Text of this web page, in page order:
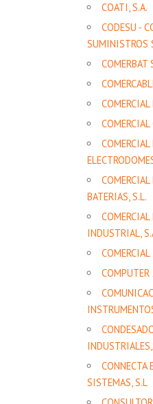
COATI, S.A.
CODESU -
SUMINISTROS
COMERBAT
COMERCIAL
BATERIAS, S.L.
COMERCIAL
INDUSTRIAL,
COMPUTER
CONNECTA
SISTEMAS, S.L